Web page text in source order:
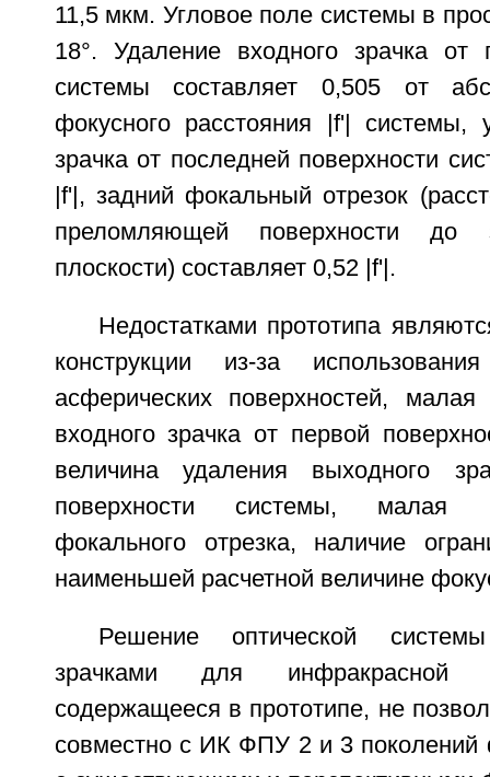
11,5 мкм. Угловое поле системы в
18°. Удаление входного зрачка от
системы составляет 0,505 от
фокусного расстояния |f'| системы,
зрачка от последней поверхности
|f'|, задний фокальный отрезок
преломляющей поверхности до
плоскости) составляет 0,52 |f'|.
Недостатками прототипа
конструкции из-за
асферических поверхностей,
входного зрачка от первой
величина удаления выходного
поверхности системы, малая
фокального отрезка, наличие
наименьшей расчетной величине
Решение оптической
зрачками для инфракрасной
содержащееся в прототипе, не
совместно с ИК ФПУ 2 и 3